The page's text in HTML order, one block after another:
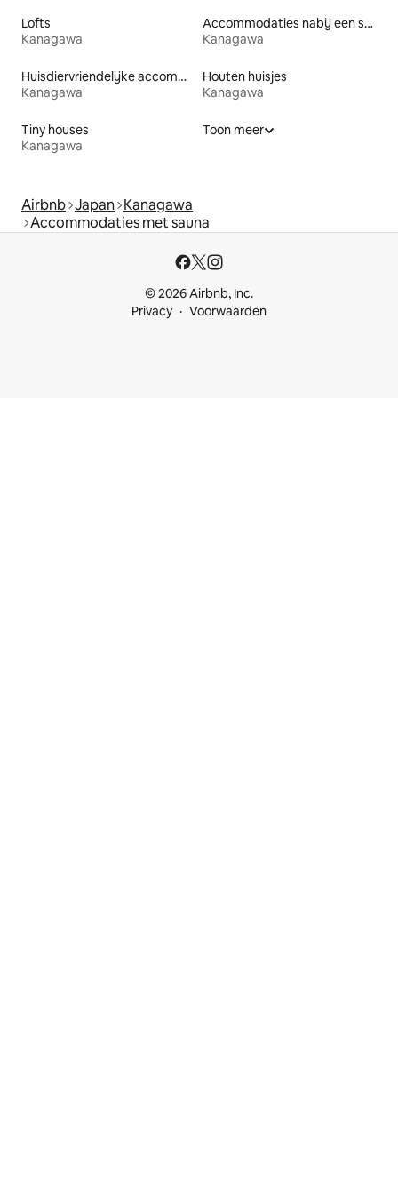
Lofts
Kanagawa
Accommodaties nabij een strand
Kanagawa
Huisdiervriendelijke accommodaties
Kanagawa
Houten huisjes
Kanagawa
Tiny houses
Kanagawa
Toon meer
Airbnb Japan Kanagawa
Accommodaties met sauna
© 2026 Airbnb, Inc.
Privacy
Voorwaarden